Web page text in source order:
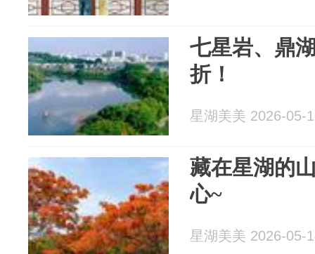
七星岩、鼎
折！
星湖美美 2026-05-
藏在星湖的
心~
星湖美美 2026-05-